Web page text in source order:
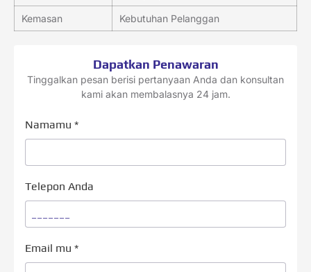
Kemasan Kebutuhan Pelanggan
Dapatkan Penawaran
Tinggalkan pesan berisi pertanyaan Anda dan konsultan
kami akan membalasnya 24 jam.
Namamu *
Telepon Anda
Email mu *